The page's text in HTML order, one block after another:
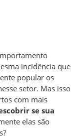
incidência que
popular os
setor. Mas isso
com mais
se sua
elas são